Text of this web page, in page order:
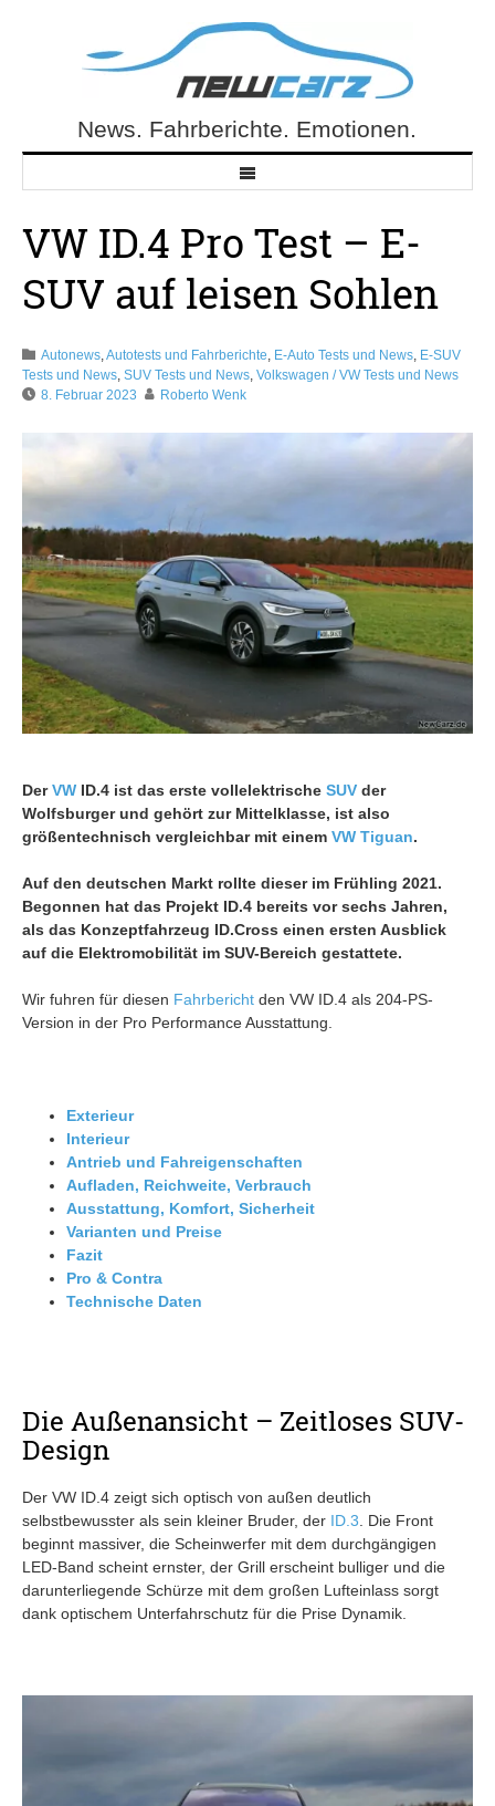
NewCarz.deNews. Fahrberichte. Emotionen.
VW ID.4 Pro Test – E-
SUV auf leisen Sohlen
Autonews,Autotests und Fahrberichte, E-Auto Tests und News, E-SUV
Tests und News, SUV Tests und News, Volkswagen / VW Tests und News
8. Februar 2023
Roberto Wenk
DerVW ID.4 ist das erste vollelektrische SUV der
Wolfsburger und gehört zur Mittelklasse, ist also
größentechnisch vergleichbar mit einem VW Tiguan.
Auf den deutschen Markt rollte dieser im Frühling 2021.
Begonnen hat das Projekt ID.4 bereits vor sechs Jahren,
als das Konzeptfahrzeug ID.Cross einen ersten Ausblick
auf die Elektromobilität im SUV-Bereich gestattete.
Wir fuhren für diesen Fahrbericht den VW ID.4 als 204-PS-
Version in der Pro Performance Ausstattung.
Exterieur
Interieur
Antrieb und Fahreigenschaften
Aufladen, Reichweite, Verbrauch
Ausstattung, Komfort, Sicherheit
Varianten und Preise
Fazit
Pro & Contra
Technische Daten
Die Außenansicht – Zeitloses SUV-
Design
Der VW ID.4 zeigt sich optisch von außen deutlich
selbstbewusster als sein kleiner Bruder, der ID.3 . Die Front
beginnt massiver, die Scheinwerfer mit dem durchgängigen
LED-Band scheint ernster, der Grill erscheint bulliger und die
darunterliegende Schürze mit dem großen Lufteinlass sorgt
dank optischem Unterfahrschutz für die Prise Dynamik.